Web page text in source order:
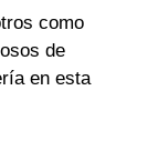
como
de
en esta